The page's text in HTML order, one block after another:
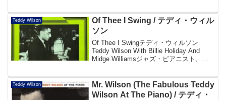
年代中期に残した往年の名盤。スイン
グ・ジ...
Teddy Wilson
Of Thee I Swing / テディ・ウィル
ソン
Of Thee I Swingテディ・ウィルソン
Teddy Wilson With Billie Holiday And
Midge Williamsジャズ・ピアニスト、テ
集。ビリー・ホリデイ、ミッヂ...
Teddy Wilson
Mr. Wilson (The Fabulous Teddy
Wilson At The Piano) / テディ・